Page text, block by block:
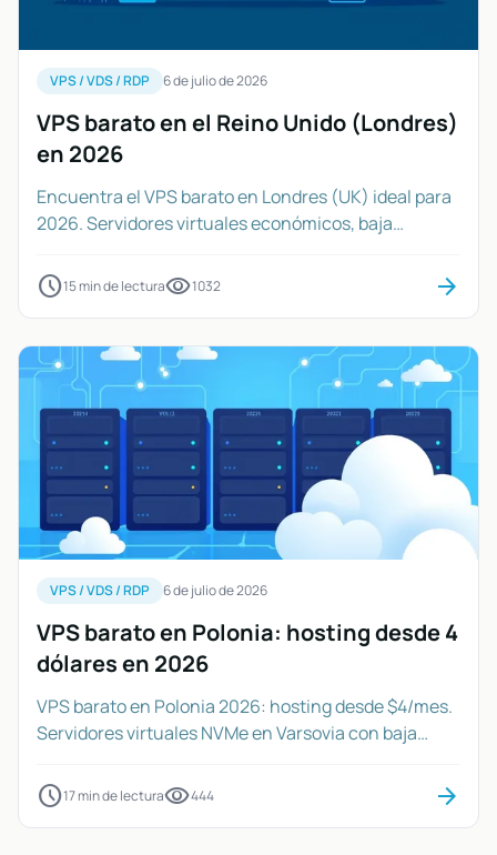
VPS / VDS / RDP 6 de julio de 2026
VPS barato en el Reino Unido (Londres)
en 2026
Encuentra el VPS barato en Londres (UK) ideal para
2026. Servidores virtuales económicos, baja
schedule15 min de lecturavisibility1032 arrow_forward
VPS / VDS / RDP 6 de julio de 2026
VPS barato en Polonia: hosting desde 4
dólares en 2026
VPS barato en Polonia 2026: hosting desde $4/mes.
Servidores virtuales NVMe en Varsovia con baja
schedule17 min de lecturavisibility444 arrow_forward